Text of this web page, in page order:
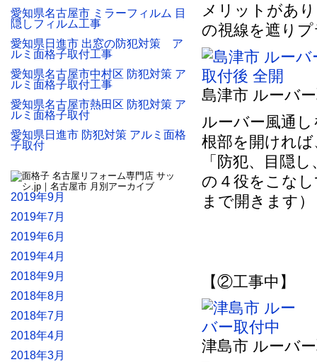
メリットがあ
の視線を遮り
島津市 ルーバ
ルーバー風通
根部を開ければ
「防犯、目隠
の４役をこな
まで開きます）
【②工事中】
津島市 ルーバ
愛知県名古屋市 ミラーフィルム 目
隠しフィルム工事
愛知県日進市 出窓の防犯対策 ア
ルミ面格子取付工事
愛知県名古屋市中村区 防犯対策 ア
ルミ面格子取付工事
愛知県名古屋市熱田区 防犯対策 ア
ルミ面格子取付
愛知県日進市 防犯対策 アルミ面格
子取付
2019年9月
2019年7月
2019年6月
2019年4月
2018年9月
2018年8月
2018年7月
2018年4月
2018年3月